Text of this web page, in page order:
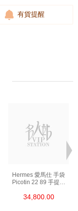
有貨提醒
Hermes 愛馬仕 手袋
Picotin 22 89 手提包
34,800.00